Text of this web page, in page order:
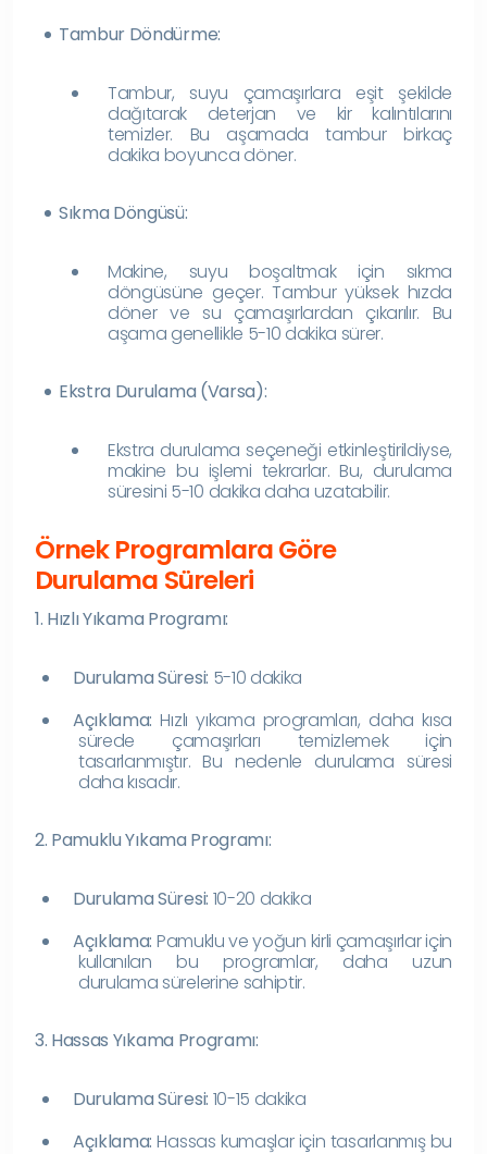
Tambur Döndürme:
Tambur, suyu çamaşırlara eşit şekilde
dağıtarak deterjan ve kir kalıntılarını
temizler. Bu aşamada tambur birkaç
dakika boyunca döner.
Sıkma Döngüsü:
Makine, suyu boşaltmak için sıkma
döngüsüne geçer. Tambur yüksek hızda
döner ve su çamaşırlardan çıkarılır. Bu
aşama genellikle 5-10 dakika sürer.
Ekstra Durulama (Varsa):
Ekstra durulama seçeneği etkinleştirildiyse,
makine bu işlemi tekrarlar. Bu, durulama
süresini 5-10 dakika daha uzatabilir.
Örnek Programlara Göre
Durulama Süreleri
1. Hızlı Yıkama Programı:
Durulama Süresi: 5-10 dakika
Açıklama: Hızlı yıkama programları, daha kısa
sürede çamaşırları temizlemek için
tasarlanmıştır. Bu nedenle durulama süresi
daha kısadır.
2. Pamuklu Yıkama Programı:
Durulama Süresi: 10-20 dakika
Açıklama: Pamuklu ve yoğun kirli çamaşırlar için
kullanılan bu programlar, daha uzun
durulama sürelerine sahiptir.
3. Hassas Yıkama Programı:
Durulama Süresi: 10-15 dakika
Açıklama: Hassas kumaşlar için tasarlanmış bu